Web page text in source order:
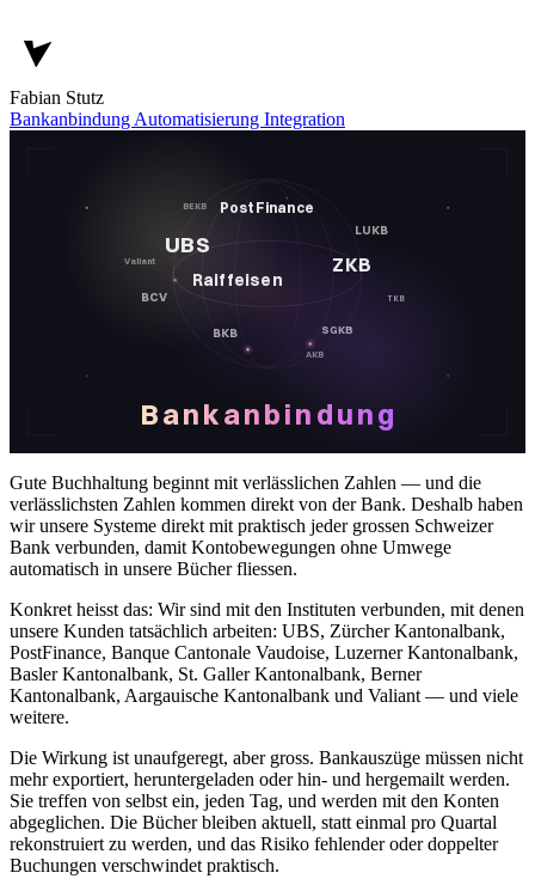
Fabian Stutz
Bankanbindung Automatisierung Integration
UBS
ZKB
Raiffeisen
PostFinance
BCV
LUKB
BKB SGKB
BEKB
AKB
Valiant
TKB
Bankanbindung
Gute Buchhaltung beginnt mit verlässlichen Zahlen — und die
verlässlichsten Zahlen kommen direkt von der Bank. Deshalb haben
wir unsere Systeme direkt mit praktisch jeder grossen Schweizer
Bank verbunden, damit Kontobewegungen ohne Umwege
automatisch in unsere Bücher fliessen.
Konkret heisst das: Wir sind mit den Instituten verbunden, mit denen
unsere Kunden tatsächlich arbeiten: UBS, Zürcher Kantonalbank,
PostFinance, Banque Cantonale Vaudoise, Luzerner Kantonalbank,
Basler Kantonalbank, St. Galler Kantonalbank, Berner
Kantonalbank, Aargauische Kantonalbank und Valiant — und viele
weitere.
Die Wirkung ist unaufgeregt, aber gross. Bankauszüge müssen nicht
mehr exportiert, heruntergeladen oder hin- und hergemailt werden.
Sie treffen von selbst ein, jeden Tag, und werden mit den Konten
abgeglichen. Die Bücher bleiben aktuell, statt einmal pro Quartal
rekonstruiert zu werden, und das Risiko fehlender oder doppelter
Buchungen verschwindet praktisch.